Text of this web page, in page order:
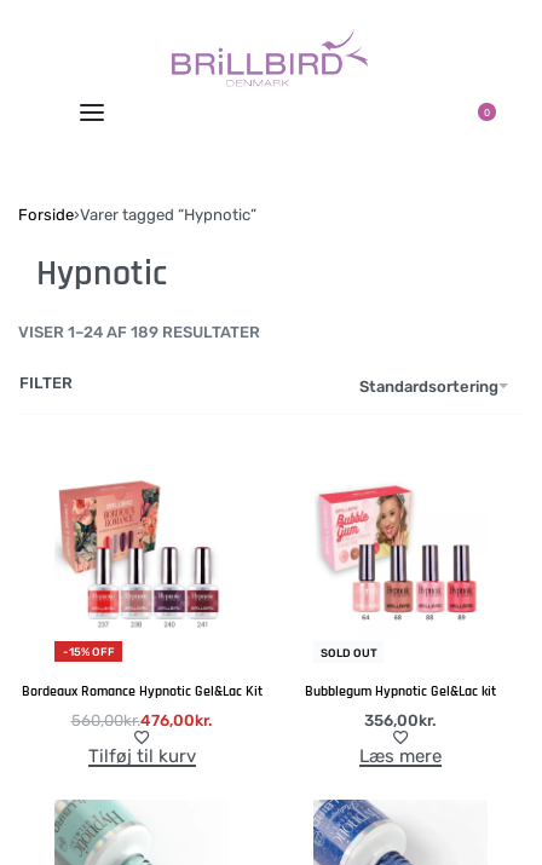
0
Forside›Varer tagged “Hypnotic”
Hypnotic
VISER 1–24 AF 189 RESULTATER
Standardsortering
FILTER
-15% OFF
Bordeaux Romance Hypnotic Gel&Lac Kit
560,00kr.476,00kr.
Tilføj til kurv
SOLD OUT
Bubblegum Hypnotic Gel&Lac kit
356,00kr.
Læs mere